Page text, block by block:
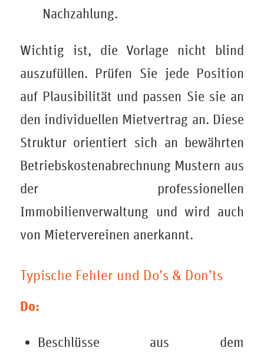
Nachzahlung.
Wichtig ist, die Vorlage nicht blind
auszufüllen. Prüfen Sie jede Position
auf Plausibilität und passen Sie sie an
den individuellen Mietvertrag an. Diese
Struktur orientiert sich an bewährten
Betriebskostenabrechnung Mustern aus
der professionellen
Immobilienverwaltung und wird auch
von Mietervereinen anerkannt.
Typische Fehler und Do’s & Don’ts
Do:
Beschlüsse aus dem